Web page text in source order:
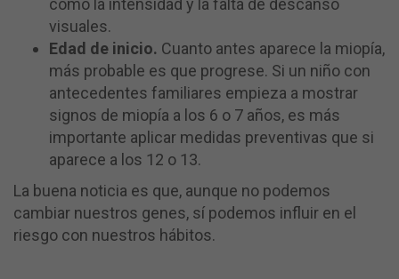
como la intensidad y la falta de descanso
visuales.
Edad de inicio. Cuanto antes aparece la miopía,
más probable es que progrese. Si un niño con
antecedentes familiares empieza a mostrar
signos de miopía a los 6 o 7 años, es más
importante aplicar medidas preventivas que si
aparece a los 12 o 13.
La buena noticia es que, aunque no podemos
cambiar nuestros genes, sí podemos influir en el
riesgo con nuestros hábitos.